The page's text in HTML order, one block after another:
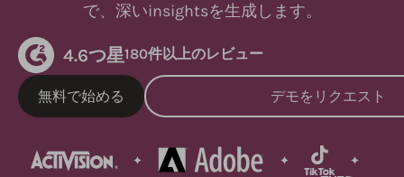
で、深いinsightsを生成します。
4.6つ星180件以上のレビュー
無料で始める デモをリクエスト